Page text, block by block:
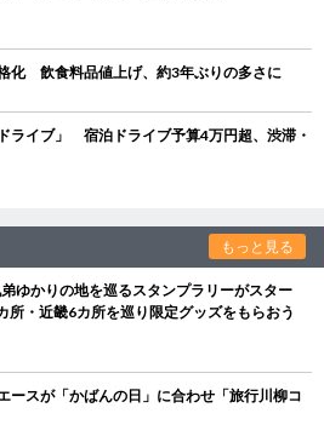
化 飲食料品値上げ、約3年ぶりの多さに
ライブ」 宿泊ドライブ予算4万円超、渋滞・
もっと見る
ゆかりの地を巡るスタンプラリーがスター
・近畿6カ所を巡り限定グッズをもらおう
スが「かばんの日」に合わせ「旅行川柳コ